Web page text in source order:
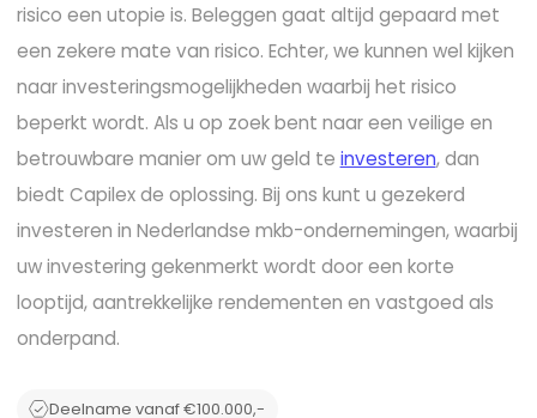
risico een utopie is. Beleggen gaat altijd gepaard met
een zekere mate van risico. Echter, we kunnen wel kijken
naar investeringsmogelijkheden waarbij het risico
beperkt wordt. Als u op zoek bent naar een veilige en
betrouwbare manier om uw geld te investeren, dan
biedt Capilex de oplossing. Bij ons kunt u gezekerd
investeren in Nederlandse mkb-ondernemingen, waarbij
uw investering gekenmerkt wordt door een korte
looptijd, aantrekkelijke rendementen en vastgoed als
onderpand.
Deelname vanaf €100.000,-